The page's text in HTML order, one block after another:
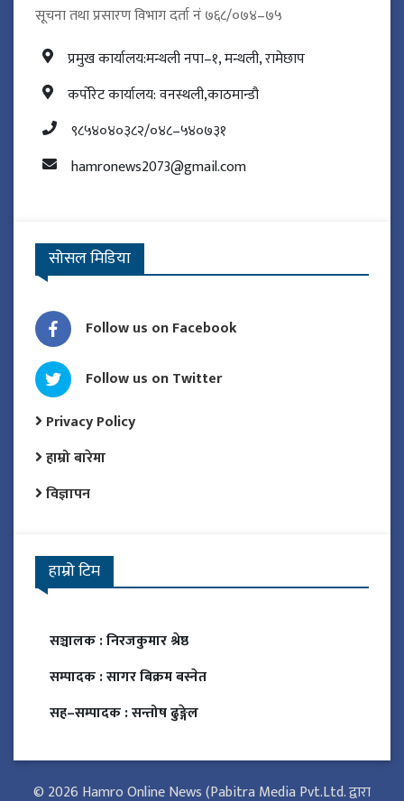
सूचना तथा प्रसारण विभाग दर्ता नं ७६८/०७४–७५
प्रमुख कार्यालय:मन्थली नपा–१, मन्थली, रामेछाप
कर्पोरेट कार्यालय: वनस्थली,काठमान्डौ
९८५४०४०३८२/०४८–५४०७३१
hamronews2073@gmail.com
सोसल मिडिया
Follow us on Facebook
Follow us on Twitter
Privacy Policy
हाम्रो बारेमा
विज्ञापन
हाम्रो टिम
सञ्चालक :निरजकुमार श्रेष्ठ
सम्पादक :सागर बिक्रम बस्नेत
सह–सम्पादक :सन्तोष ढुङ्गेल
© 2026 Hamro Online News (Pabitra Media Pvt.Ltd. द्वारा